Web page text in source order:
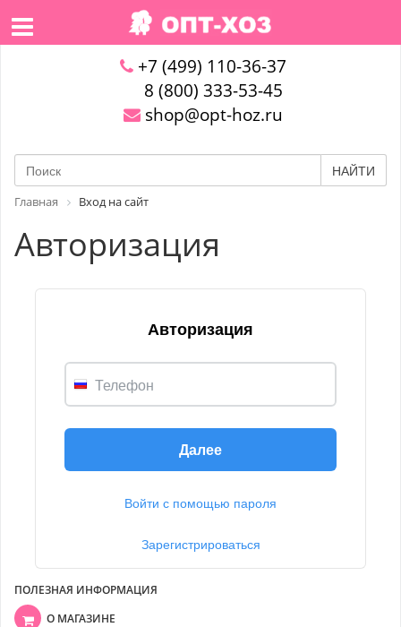
+7 (499) 110-36-37
8 (800) 333-53-45
shop@opt-hoz.ru
НАЙТИ
Главная Вход на сайт
Авторизация
Авторизация
Телефон
Далее
Войти с помощью пароля
Зарегистрироваться
ПОЛЕЗНАЯ ИНФОРМАЦИЯ
О МАГАЗИНЕ